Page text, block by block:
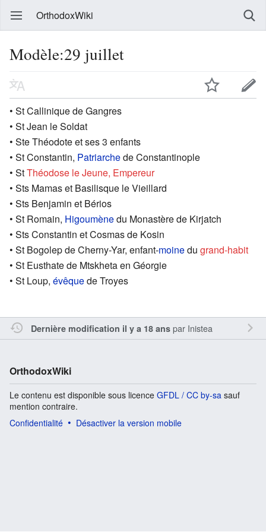
OrthodoxWiki
Modèle:29 juillet
• St Callinique de Gangres
• St Jean le Soldat
• Ste Théodote et ses 3 enfants
• St Constantin, Patriarchede Constantinople
• StThéodose le Jeune, Empereur
• Sts Mamas et Basilisque le Vieillard
• Sts Benjamin et Bérios
• St Romain, Higoumènedu Monastère de Kirjatch
• Sts Constantin et Cosmas de Kosin
• St Bogolep de Cherny-Yar, enfant-moinedu grand-habit
• St Eusthate de Mtskheta en Géorgie
• St Loup, évêquede Troyes
Dernière modification il y a 18 anspar Inistea
OrthodoxWiki
Le contenu est disponible sous licence GFDL / CC by-sa sauf
mention contraire.
Confidentialité
Désactiver la version mobile